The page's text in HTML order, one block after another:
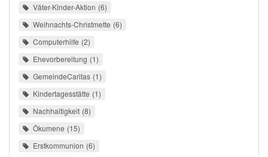
Väter-Kinder-Aktion 6
Weihnachts-Christmette 6
Computerhilfe 2
Ehevorbereitung 1
GemeindeCaritas 1
Kindertagesstätte 1
Nachhaltigkeit 8
Ökumene 15
Erstkommunion 6